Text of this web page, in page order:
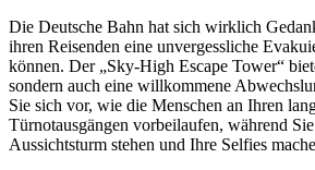
Die Deutsche Bahn hat sich wirklich
ihren Reisenden eine unvergessliche
können. Der „Sky-High Escape Tower“
sondern auch eine willkommene
Sie sich vor, wie die Menschen an Ihren
Türnotausgängen vorbeilaufen, während
Aussichtsturm stehen und Ihre Selfies